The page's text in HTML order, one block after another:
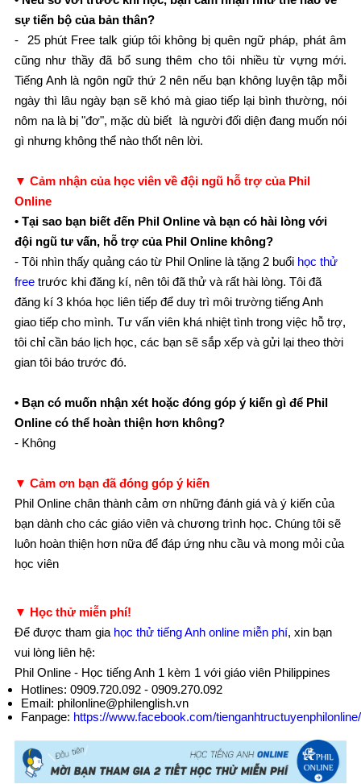
sự tiến bộ của bản thân?
- 25 phút Free talk giúp tôi không bị quên ngữ pháp, phát âm
cũng như thầy đã bổ sung thêm cho tôi nhiều từ vựng mới.
Tiếng Anh là ngôn ngữ thứ 2 nên nếu bạn không luyện tập mỗi
ngày thì lâu ngày bạn sẽ khó mà giao tiếp lại bình thường, nói
nôm na là bị "đơ", mặc dù biết là người đối diện đang muốn nói
gì nhưng không thể nào thốt nên lời.
▼ Cảm nhận của học viên về đội ngũ hỗ trợ của Phil
Online
• Tại sao bạn biết đến Phil Online và bạn có hài lòng với
đội ngũ tư vấn, hỗ trợ của Phil Online không?
- Tôi nhìn thấy quảng cáo từ Phil Online là tặng 2 buổi học thử
free trước khi đăng kí, nên tôi đã thử và rất hài lòng. Tôi đã
đăng kí 3 khóa học liên tiếp để duy trì môi trường tiếng Anh
giao tiếp cho mình. Tư vấn viên khá nhiệt tình trong việc hỗ trợ,
tôi chỉ cần báo lịch học, các bạn sẽ sắp xếp và gửi lại theo thời
gian tôi báo trước đó.
• Bạn có muốn nhận xét hoặc đóng góp ý kiến gì để Phil
Online có thể hoàn thiện hơn không?
- Không
▼ Cảm ơn bạn đã đóng góp ý kiến
Phil Online chân thành cảm ơn những đánh giá và ý kiến của
bạn dành cho các giáo viên và chương trình học. Chúng tôi sẽ
luôn hoàn thiện hơn nữa để đáp ứng nhu cầu và mong mỏi của
học viên
▼ Học thử miễn phí!
Để được tham gia học thử tiếng Anh online miễn phí, xin bạn
vui lòng liên hệ:
Phil Online - Học tiếng Anh 1 kèm 1 với giáo viên Philippines
Hotlines: 0909.720.092 - 0909.270.092
Email: philonline@philenglish.vn
Fanpage: https://www.facebook.com/tienganhtructuyenphilonline/